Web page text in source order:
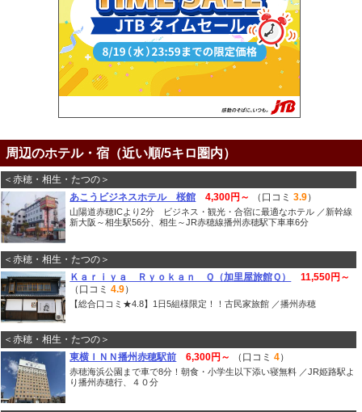
周辺のホテル・宿（近い順/5キロ圏内）
＜赤穂・相生・たつの＞
あこうビジネスホテル 桜館
4,300円～ （口コミ3.9）
山陽道赤穂ICより2分 ビジネス・観光・合宿に最適なホテル ／新幹線
新大阪～相生駅56分、相生～JR赤穂線播州赤穂駅下車車6分
＜赤穂・相生・たつの＞
Ｋａｒｉｙａ Ｒｙｏｋａｎ Ｑ（加里屋旅館Ｑ）
11,550円～
（口コミ4.9）
【総合口コミ★4.8】1日5組様限定！！古民家旅館 ／播州赤穂
＜赤穂・相生・たつの＞
東横ＩＮＮ播州赤穂駅前
6,300円～ （口コミ4）
赤穂海浜公園まで車で8分！朝食・小学生以下添い寝無料 ／JR姫路駅よ
り播州赤穂行、４０分